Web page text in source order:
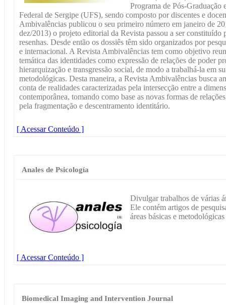
Programa de Pós-
Federal de Sergipe (UFS), sendo composto por discentes e
Ambivalências publicou o seu primeiro número em janeiro de
dez/2013) o projeto editorial da Revista passou a ser constituído
resenhas. Desde então os dossiês têm sido organizados por
e internacional. A Revista Ambivalências tem como objetivo
temática das identidades como expressão de relações de poder
hierarquização e transgressão social, de modo a trabalhá-la em
metodológicas. Desta maneira, a Revista Ambivalências busca
conta de realidades caracterizadas pela intersecção entre a
contemporânea, tomando como base as novas formas de
pela fragmentação e descentramento identitário.
[ Acessar Conteúdo ]
Anales de Psicología
Divulgar trabalhos de várias
Ele contém artigos de
áreas básicas e
[ Acessar Conteúdo ]
Biomedical Imaging and Intervention Journal